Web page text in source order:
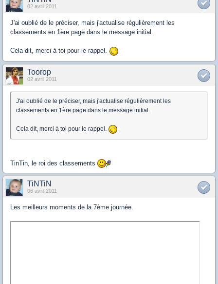
02 avril 2011
J'ai oublié de le préciser, mais j'actualise régulièrement les
classements en 1ère page dans le message initial.
Cela dit, merci à toi pour le rappel.
Toorop
02 avril 2011
J'ai oublié de le préciser, mais j'actualise régulièrement les
classements en 1ère page dans le message initial.
Cela dit, merci à toi pour le rappel.
TinTin, le roi des classements
TiNTiN
06 avril 2011
Les meilleurs moments de la 7ème journée.